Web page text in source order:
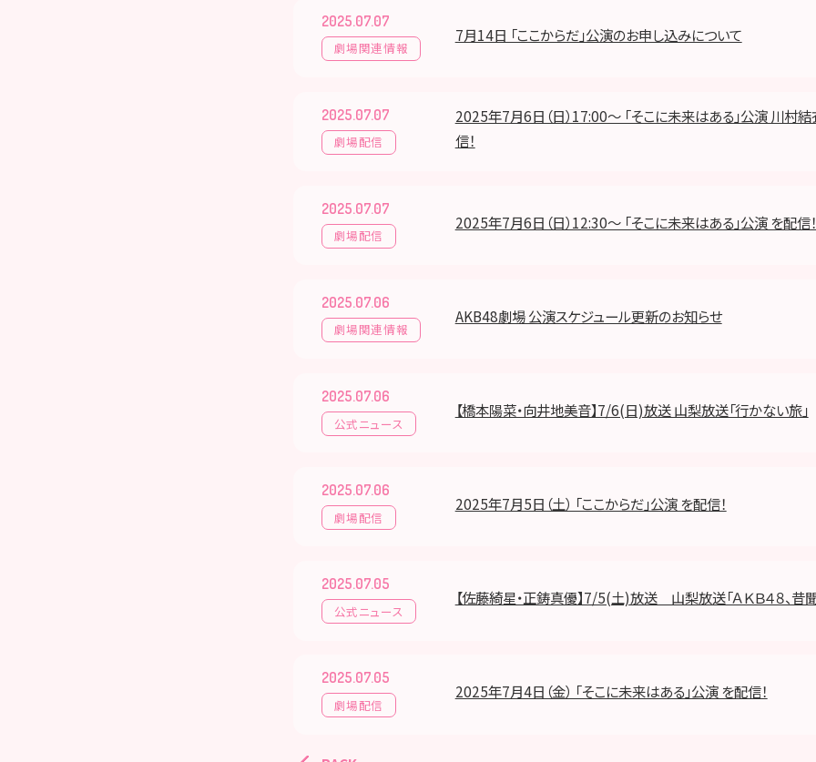
2025.07.07
劇場関連情報
7月14日 「ここからだ」公演のお申し込みについて
2025.07.07
劇場配信
2025年7月6日（日）17:00～ 「そこに未来はある」公演 川村
信！
2025.07.07
劇場配信
2025年7月6日（日）12:30～ 「そこに未来はある」公演 を配信！
2025.07.06
劇場関連情報
AKB48劇場 公演スケジュール更新のお知らせ
2025.07.06
公式ニュース
【橋本陽菜・向井地美音】7/6(日)放送 山梨放送「行かない旅」
2025.07.06
劇場配信
2025年7月5日（土） 「ここからだ」公演 を配信！
2025.07.05
公式ニュース
【佐藤綺星・正鋳真優】7/5(土)放送 山梨放送「ＡＫＢ４８、昔
2025.07.05
劇場配信
2025年7月4日（金） 「そこに未来はある」公演 を配信！